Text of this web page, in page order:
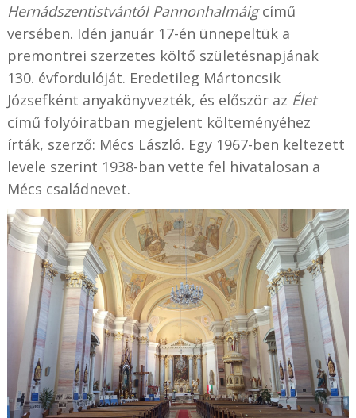
Hernádszentistvántól Pannonhalmáigcímű
versében. Idén január 17-én ünnepeltük a
premontrei szerzetes költő születésnapjának
130. évfordulóját. Eredetileg Mártoncsik
Józsefként anyakönyvezték, és először az Élet
című folyóiratban megjelent költeményéhez
írták, szerző: Mécs László. Egy 1967-ben keltezett
levele szerint 1938-ban vette fel hivatalosan a
Mécs családnevet.